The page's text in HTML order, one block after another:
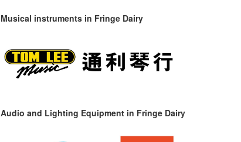
Musical instruments in Fringe Dairy
Audio and Lighting Equipment in Fringe Dairy